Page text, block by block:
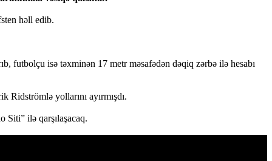
həll edib.
futbolçu isə təxminən 17 metr məsafədən dəqiq zərbə ilə hesabı
yollarını ayırmışdı.
ilə qarşılaşacaq.